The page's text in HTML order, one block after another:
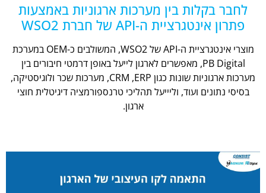
לחבר בקלות בין מערכות ארגוניות באמצעות
פתרון אינטגרציית ה-API של חברת WSO2
מוצרי אינטגרציית ה-API של WSO2, המשולבים כ-OEM במערכת
PB Digital, מאפשרים לארגון לייעל באופן דרמטי חיבורים בין
מערכות ארגוניות שונות כגון CRM ,ERP, מערכות שכר ולוגיסטיקה,
בסיסי נתונים ועוד, וליייעל תהליכי טרנספורמציה דיגיטלית חוצי
ארגון.